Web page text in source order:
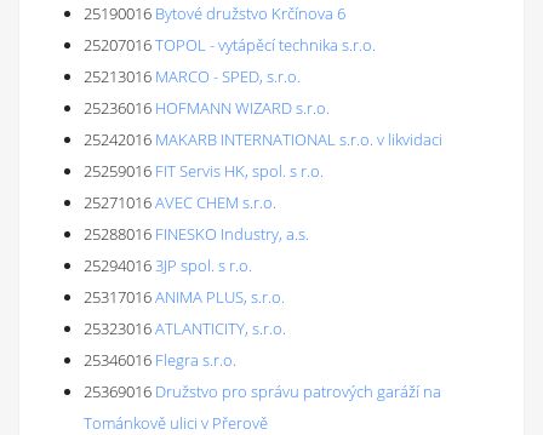
25190016 Bytové družstvo Krčínova 6
25207016TOPOL - vytápěcí technika s.r.o.
25213016 MARCO - SPED, s.r.o.
25236016 HOFMANN WIZARD s.r.o.
25242016 MAKARB INTERNATIONAL s.r.o. v likvidaci
25259016 FIT Servis HK, spol. s r.o.
25271016AVEC CHEM s.r.o.
25288016 FINESKO Industry, a.s.
252940163JP spol. s r.o.
25317016ANIMA PLUS, s.r.o.
25323016ATLANTICITY, s.r.o.
25346016 Flegra s.r.o.
25369016 Družstvo pro správu patrových garáží na
Tománkově ulici v Přerově